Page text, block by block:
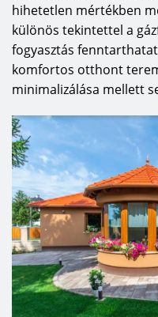
hihetetlen mértékben
különös tekintettel a
fogyasztás
komfortos otthont
minimalizálása mellett